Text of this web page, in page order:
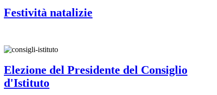
Festività natalizie
Elezione del Presidente del Consiglio
d'Istituto